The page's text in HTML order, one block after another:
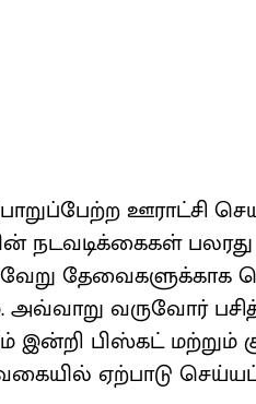
ஊராட்சி
நடவடிக்கைகள்
தேவைகளுக்காக
அவ்வாறு வருவோர்
பிஸ்கட் மற்றும்
ஏற்பாடு